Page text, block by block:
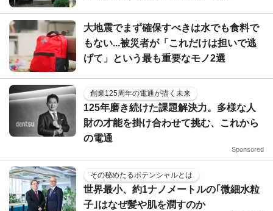
大地震でまず確保すべきは水でも食料で
もない...被災者が「これだけは担いで逃
げて」という最も重要なモノ2選
創業125周年の電通が描く未来
125年磨き続けた課題解決力。多様な人
財の才能を掛け合わせて挑む、これから
の電通
Sponsored
その秘めたるポテンシャルとは
世界最小、約1ナノメートルの｢微細水粒
子｣はなぜ髪や肌を潤すのか